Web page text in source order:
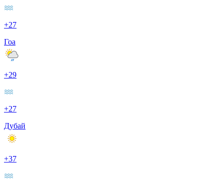
+27
Гоа
+29
+27
Дубай
+37